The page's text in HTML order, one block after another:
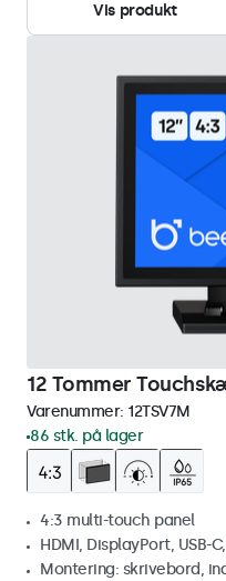
Vis produkt
12 Tommer
Varenummer: 12TSV7M
86 stk. på lager
4:3 multi-touch panel
HDMI, DisplayPort, USB-
Montering: skrivebord,